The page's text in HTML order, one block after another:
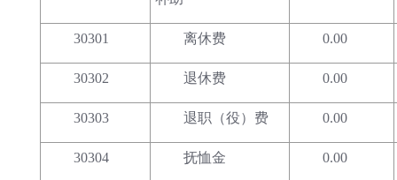
30301 离休费 0.00
30302 退休费 0.00
30303 退职（役）费 0.00
30304 抚恤金 0.00